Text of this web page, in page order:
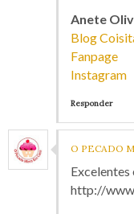
Anete
Blog
Fanpage
Instagram
Responder
O PECADO
Excelentes
http://